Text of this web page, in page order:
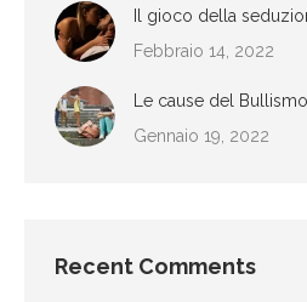
Il gioco della
Febbraio 14, 2022
Le cause del Bullismo
Gennaio 19, 2022
Recent Comments